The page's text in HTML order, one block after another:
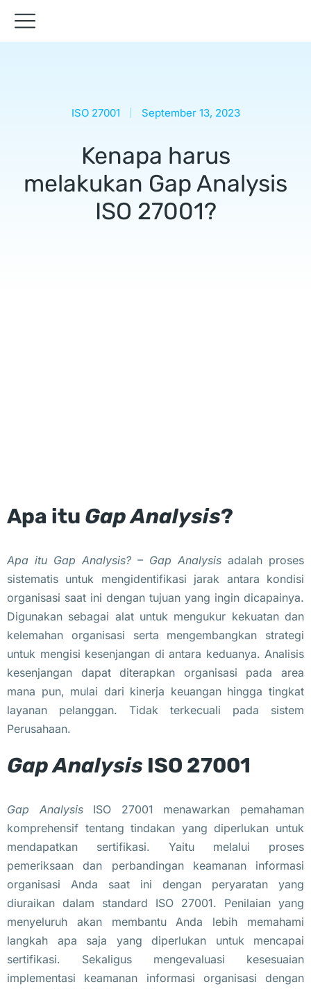
ISO 27001 September 13, 2023
Kenapa harus
melakukan Gap Analysis
ISO 27001?
Apa itu Gap Analysis?
Apa itu Gap Analysis? – Gap Analysis adalah proses
sistematis untuk mengidentifikasi jarak antara kondisi
organisasi saat ini dengan tujuan yang ingin dicapainya.
Digunakan sebagai alat untuk mengukur kekuatan dan
kelemahan organisasi serta mengembangkan strategi
untuk mengisi kesenjangan di antara keduanya. Analisis
kesenjangan dapat diterapkan organisasi pada area
mana pun, mulai dari kinerja keuangan hingga tingkat
layanan pelanggan. Tidak terkecuali pada sistem
Perusahaan.
Gap Analysis ISO 27001
Gap AnalysisISO 27001 menawarkan pemahaman
komprehensif tentang tindakan yang diperlukan untuk
mendapatkan sertifikasi. Yaitu melalui proses
pemeriksaan dan perbandingan keamanan informasi
organisasi Anda saat ini dengan peryaratan yang
diuraikan dalam standard ISO 27001. Penilaian yang
menyeluruh akan membantu Anda lebih memahami
langkah apa saja yang diperlukan untuk mencapai
sertifikasi. Sekaligus mengevaluasi kesesuaian
implementasi keamanan informasi organisasi dengan